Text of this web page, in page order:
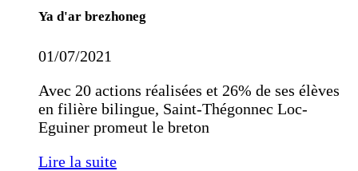
Ya d'ar brezhoneg
01/07/2021
Avec 20 actions réalisées et 26% de ses élèves
en filière bilingue, Saint-Thégonnec Loc-
Eguiner promeut le breton
Lire la suite